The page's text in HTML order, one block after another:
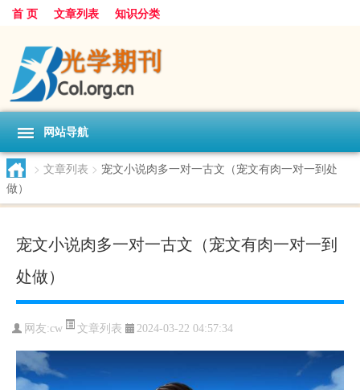
首 页 文章列表 知识分类
网站导航
> 文章列表 > 宠文小说肉多一对一古文（宠文有肉一对一到处
做）
宠文小说肉多一对一古文（宠文有肉一对一到
处做）
网友:cw 文章列表 2024-03-22 04:57:34